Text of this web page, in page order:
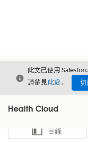
結束
此文已使用
請參見此處。 切
Health Cloud
顯示目錄
目錄